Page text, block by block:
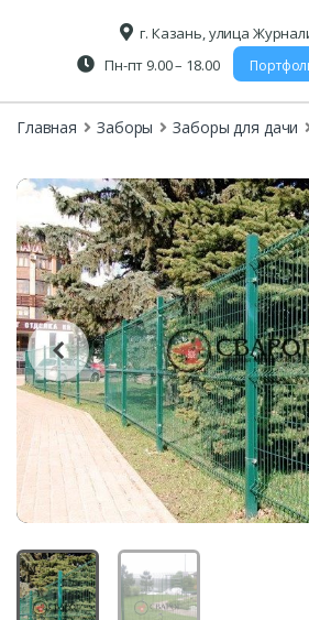
г. Казань, улица
Пн-пт 9.00 – 18.00
Главная Заборы Заборы для дачи